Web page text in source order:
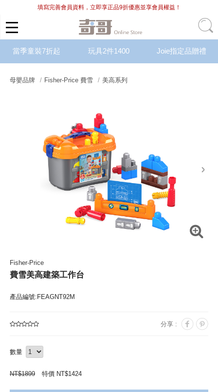
填寫完善會員資料，立即享正品9折優惠並享會員權益！
當季童裝7折起 玩具2件1400 Joie指定品贈禮
母嬰品牌 Fisher-Price 費雪 美高系列
next
Fisher-Price
費雪美高建築工作台
產品編號:FEAGNT92M
分享 :
數量
NT$1899 特價 NT$1424